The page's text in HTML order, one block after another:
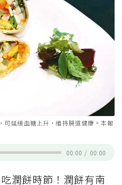
可延緩血糖上升，維持腸道健康。本報
00:00 / 00:00
潤餅時節！潤餅有南